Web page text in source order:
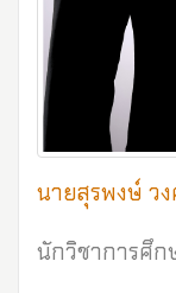
นายสุรพงษ์ วง
นักวิชาการศึก